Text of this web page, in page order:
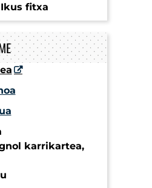
Ikus fitxa
karrikartea,